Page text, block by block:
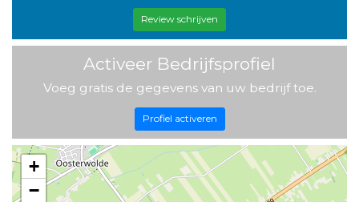
Review schrijven
Activeer Bedrijfsprofiel
Voeg gratis de gegevens van uw bedrijf toe.
Profiel activeren
+
−